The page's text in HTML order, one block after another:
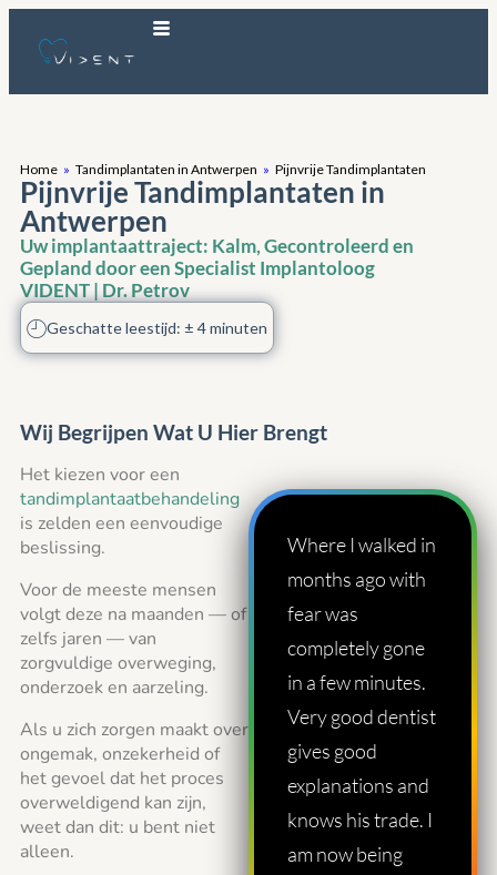
Home » Tandimplantaten in Antwerpen » Pijnvrije Tandimplantaten
Pijnvrije Tandimplantaten in
Antwerpen
Uw implantaattraject: Kalm, Gecontroleerd en
Gepland door een Specialist Implantoloog
VIDENT | Dr. Petrov
Geschatte leestijd: ± 4 minuten
Wij Begrijpen Wat U Hier Brengt
Het kiezen voor een
tandimplantaatbehandeling
is zelden een eenvoudige
beslissing.
Voor de meeste mensen
volgt deze na maanden — of
zelfs jaren — van
zorgvuldige overweging,
onderzoek en aarzeling.
Als u zich zorgen maakt over
ongemak, onzekerheid of
het gevoel dat het proces
overweldigend kan zijn,
weet dan dit: u bent niet
alleen.
Where I walked in
months ago with
fear was
completely gone
in a few minutes.
Very good dentist
gives good
explanations and
knows his trade. I
am now being